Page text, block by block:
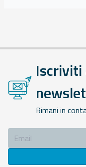
Rimani in